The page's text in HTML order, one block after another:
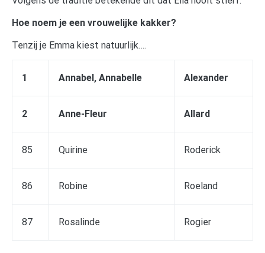
Hoe noem je een vrouwelijke kakker?
Tenzij je Emma kiest natuurlijk….
1 Annabel, Annabelle Alexander
2 Anne-Fleur Allard
85 Quirine Roderick
86 Robine Roeland
87 Rosalinde Rogier